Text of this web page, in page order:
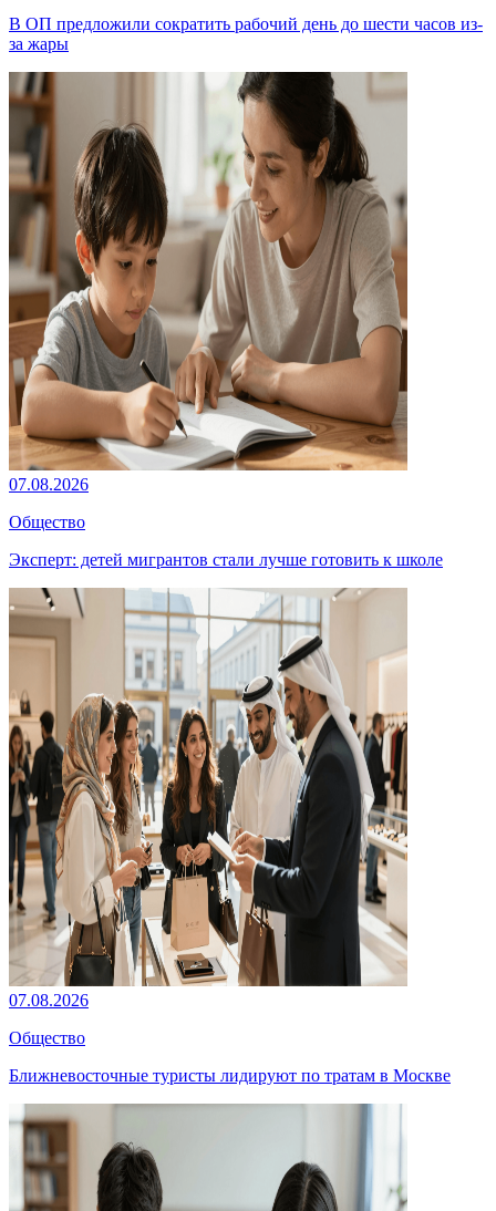
В ОП предложили сократить рабочий день до шести часов из-
за жары
07.08.2026
Общество
Эксперт: детей мигрантов стали лучше готовить к школе
07.08.2026
Общество
Ближневосточные туристы лидируют по тратам в Москве